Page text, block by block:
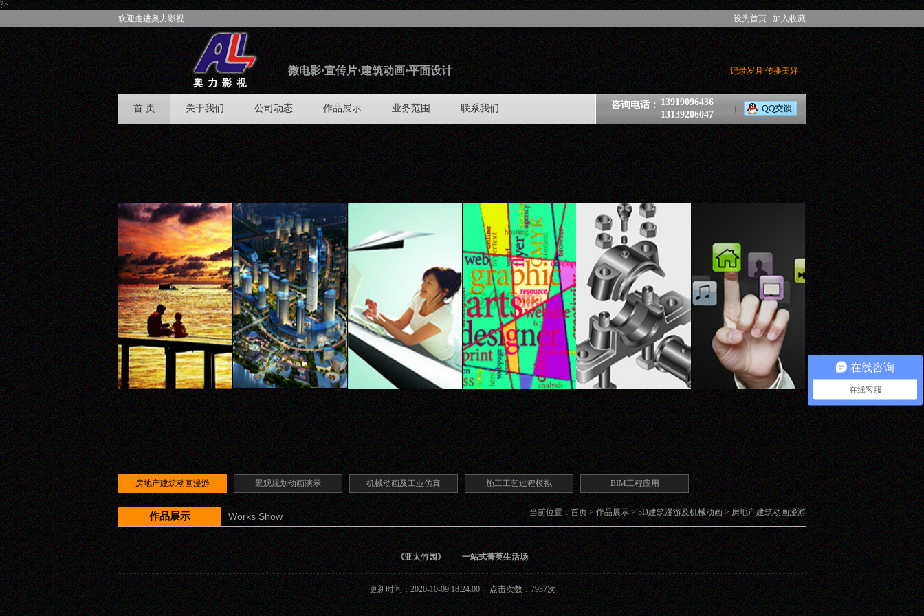
?>
欢迎走进奥力影视
设为首页 加入收藏
微电影·宣传片·建筑动画·平面设计 -- 记录岁月 传播美好 --
首 页 关于我们 公司动态 作品展示 业务范围 联系我们 咨询电话： 13919096436
13139206047
房地产建筑动画漫游 景观规划动画演示 机械动画及工业仿真 施工工艺过程模拟 BIM工程应用
当前位置：首页>作品展示>3D建筑漫游及机械动画>房地产建筑动画漫游
作品展示 Works Show
《亚太竹园》——一站式菁英生活场
更新时间：2020-10-09 18:24:00 | 点击次数：7937次
在线咨询
在线客服